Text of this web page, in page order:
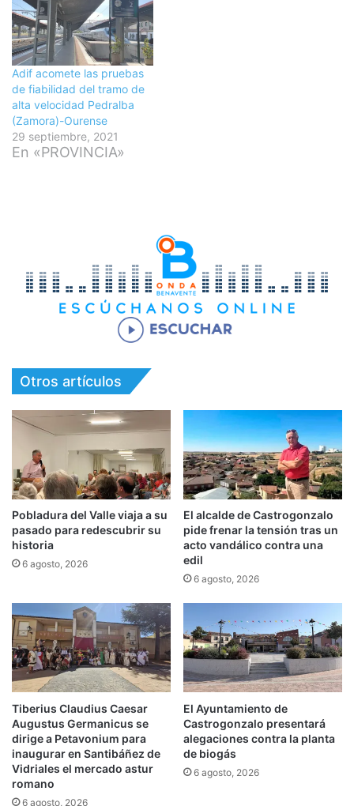
Adif acomete las pruebas
de fiabilidad del tramo de
alta velocidad Pedralba
(Zamora)-Ourense
29 septiembre, 2021
En «PROVINCIA»
Otros artículos
Pobladura del Valle viaja a su
pasado para redescubrir su
historia
6 agosto, 2026
El alcalde de Castrogonzalo
pide frenar la tensión tras un
acto vandálico contra una
edil
6 agosto, 2026
Tiberius Claudius Caesar
Augustus Germanicus se
dirige a Petavonium para
inaugurar en Santibáñez de
Vidriales el mercado astur
romano
6 agosto, 2026
El Ayuntamiento de
Castrogonzalo presentará
alegaciones contra la planta
de biogás
6 agosto, 2026